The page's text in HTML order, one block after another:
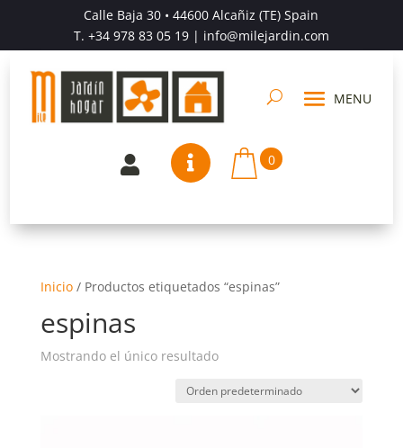
Calle Baja 30 • 44600 Alcañiz (TE) Spain
T. +34 978 83 05 19| info@milejardin.com
  0
Inicio/ Productos etiquetados “espinas”
espinas
Mostrando el único resultado